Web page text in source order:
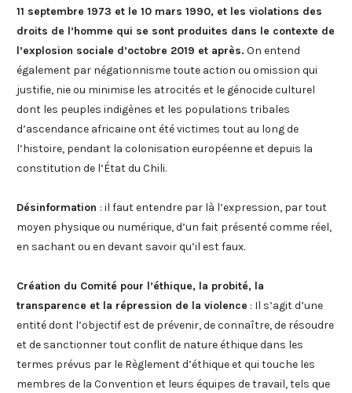
11 septembre 1973 et le 10 mars 1990, et les violations des
droits de l’homme qui se sont produites dans le contexte de
l’explosion sociale d’octobre 2019 et après. On entend
également par négationnisme toute action ou omission qui
justifie, nie ou minimise les atrocités et le génocide culturel
dont les peuples indigènes et les populations tribales
d’ascendance africaine ont été victimes tout au long de
l’histoire, pendant la colonisation européenne et depuis la
constitution de l’État du Chili.
Désinformation : il faut entendre par là l’expression, par tout
moyen physique ou numérique, d’un fait présenté comme réel,
en sachant ou en devant savoir qu’il est faux.
Création du Comité pour l’éthique, la probité, la
transparence et la répression de la violence : Il s’agit d’une
entité dont l’objectif est de prévenir, de connaître, de résoudre
et de sanctionner tout conflit de nature éthique dans les
termes prévus par le Règlement d’éthique et qui touche les
membres de la Convention et leurs équipes de travail, tels que